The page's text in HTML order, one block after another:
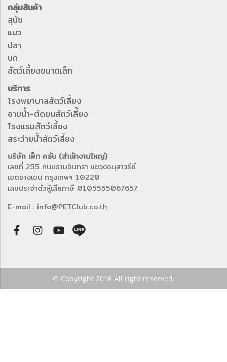
กลุ่มสินค้า
สุนัข
แมว
ปลา
นก
สัตว์เลี้ยงขนาดเล็ก
บริการ
โรงพยาบาลสัตว์เลี้ยง
อาบน้ำ-ตัดขนสัตว์เลี้ยง
โรงแรมสัตว์เลี้ยง
สระว่ายน้ำสัตว์เลี้ยง
บริษัท เพ็ท คลับ (สำนักงานใหญ่)
เลขที่ 255 ถนนรามอินทรา แขวงอนุสาวรีย์
เขตบางเขน กรุงเทพฯ 10220
เลขประจำตัวผู้เสียภาษี 0105555067657
E-mail : info@PETClub.co.th
© Copyright 2016 All right reserved.